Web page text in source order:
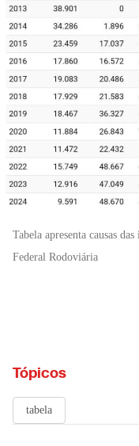
Tabela apresenta causas
Federal Rodoviária
Tópicos
tabela